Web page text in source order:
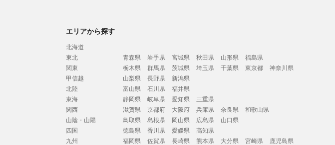
エリアから探す
北海道
東北
青森県 岩手県 宮城県 秋田県 山形県
福島県
関東
栃木県 群馬県 茨城県 埼玉県 千葉県 東京都
神奈川県
甲信越
山梨県 長野県
新潟県
北陸
富山県 石川県
福井県
東海
静岡県 岐阜県 愛知県
三重県
関西
滋賀県 京都府 大阪府 兵庫県 奈良県
和歌山県
山陰・山陽
鳥取県 島根県 岡山県 広島県
山口県
四国
徳島県 香川県 愛媛県
高知県
九州
福岡県 佐賀県 長崎県 熊本県 大分県 宮崎県
鹿児島県